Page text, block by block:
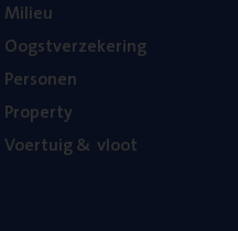
Mili­eu
Oogst­ver­ze­ke­ring
Per­so­nen
Pro­per­ty
Voer­tuig& vloot